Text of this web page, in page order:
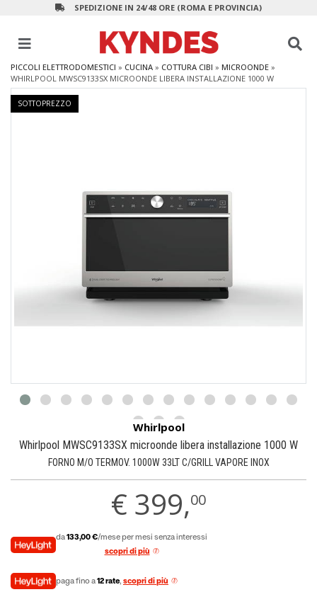
SPEDIZIONE IN 24/48 ORE (ROMA E PROVINCIA)
PICCOLI ELETTRODOMESTICI » CUCINA » COTTURA CIBI » MICROONDE »
WHIRLPOOL MWSC9133SX MICROONDE LIBERA INSTALLAZIONE 1000 W
SOTTOPREZZO
Whirlpool
Whirlpool MWSC9133SX microonde libera installazione 1000 W
FORNO M/O TERMOV. 1000W 33LT C/GRILL VAPORE INOX
€ 399,00
da133,00 €/mese per mesi senza interessi
scopri di più
paga fino a12 rate, scopri di più